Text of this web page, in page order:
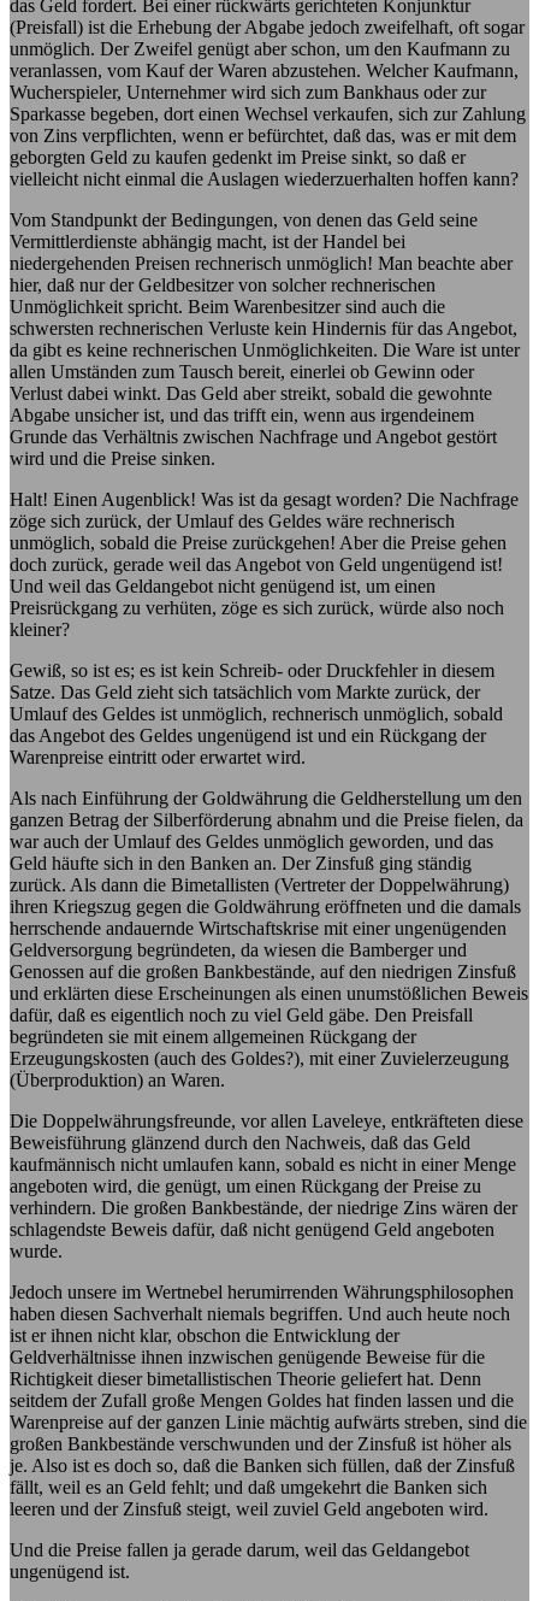
das Geld fordert. Bei einer rückwärts gerichteten Konjunktur
(Preisfall) ist die Erhebung der Abgabe jedoch zweifelhaft, oft sogar
unmöglich. Der Zweifel genügt aber schon, um den Kaufmann zu
veranlassen, vom Kauf der Waren abzustehen. Welcher Kaufmann,
Wucherspieler, Unternehmer wird sich zum Bankhaus oder zur
Sparkasse begeben, dort einen Wechsel verkaufen, sich zur Zahlung
von Zins verpflichten, wenn er befürchtet, daß das, was er mit dem
geborgten Geld zu kaufen gedenkt im Preise sinkt, so daß er
vielleicht nicht einmal die Auslagen wiederzuerhalten hoffen kann?
Vom Standpunkt der Bedingungen, von denen das Geld seine
Vermittlerdienste abhängig macht, ist der Handel bei
niedergehenden Preisen rechnerisch unmöglich! Man beachte aber
hier, daß nur der Geldbesitzer von solcher rechnerischen
Unmöglichkeit spricht. Beim Warenbesitzer sind auch die
schwersten rechnerischen Verluste kein Hindernis für das Angebot,
da gibt es keine rechnerischen Unmöglichkeiten. Die Ware ist unter
allen Umständen zum Tausch bereit, einerlei ob Gewinn oder
Verlust dabei winkt. Das Geld aber streikt, sobald die gewohnte
Abgabe unsicher ist, und das trifft ein, wenn aus irgendeinem
Grunde das Verhältnis zwischen Nachfrage und Angebot gestört
wird und die Preise sinken.
Halt! Einen Augenblick! Was ist da gesagt worden? Die Nachfrage
zöge sich zurück, der Umlauf des Geldes wäre rechnerisch
unmöglich, sobald die Preise zurückgehen! Aber die Preise gehen
doch zurück, gerade weil das Angebot von Geld ungenügend ist!
Und weil das Geldangebot nicht genügend ist, um einen
Preisrückgang zu verhüten, zöge es sich zurück, würde also noch
kleiner?
Gewiß, so ist es; es ist kein Schreib- oder Druckfehler in diesem
Satze. Das Geld zieht sich tatsächlich vom Markte zurück, der
Umlauf des Geldes ist unmöglich, rechnerisch unmöglich, sobald
das Angebot des Geldes ungenügend ist und ein Rückgang der
Warenpreise eintritt oder erwartet wird.
Als nach Einführung der Goldwährung die Geldherstellung um den
ganzen Betrag der Silberförderung abnahm und die Preise fielen, da
war auch der Umlauf des Geldes unmöglich geworden, und das
Geld häufte sich in den Banken an. Der Zinsfuß ging ständig
zurück. Als dann die Bimetallisten (Vertreter der Doppelwährung)
ihren Kriegszug gegen die Goldwährung eröffneten und die damals
herrschende andauernde Wirtschaftskrise mit einer ungenügenden
Geldversorgung begründeten, da wiesen die Bamberger und
Genossen auf die großen Bankbestände, auf den niedrigen Zinsfuß
und erklärten diese Erscheinungen als einen unumstößlichen Beweis
dafür, daß es eigentlich noch zu viel Geld gäbe. Den Preisfall
begründeten sie mit einem allgemeinen Rückgang der
Erzeugungskosten (auch des Goldes?), mit einer Zuvielerzeugung
(Überproduktion) an Waren.
Die Doppelwährungsfreunde, vor allen Laveleye, entkräfteten diese
Beweisführung glänzend durch den Nachweis, daß das Geld
kaufmännisch nicht umlaufen kann, sobald es nicht in einer Menge
angeboten wird, die genügt, um einen Rückgang der Preise zu
verhindern. Die großen Bankbestände, der niedrige Zins wären der
schlagendste Beweis dafür, daß nicht genügend Geld angeboten
wurde.
Jedoch unsere im Wertnebel herumirrenden Währungsphilosophen
haben diesen Sachverhalt niemals begriffen. Und auch heute noch
ist er ihnen nicht klar, obschon die Entwicklung der
Geldverhältnisse ihnen inzwischen genügende Beweise für die
Richtigkeit dieser bimetallistischen Theorie geliefert hat. Denn
seitdem der Zufall große Mengen Goldes hat finden lassen und die
Warenpreise auf der ganzen Linie mächtig aufwärts streben, sind die
großen Bankbestände verschwunden und der Zinsfuß ist höher als
je. Also ist es doch so, daß die Banken sich füllen, daß der Zinsfuß
fällt, weil es an Geld fehlt; und daß umgekehrt die Banken sich
leeren und der Zinsfuß steigt, weil zuviel Geld angeboten wird.
Und die Preise fallen ja gerade darum, weil das Geldangebot
ungenügend ist.